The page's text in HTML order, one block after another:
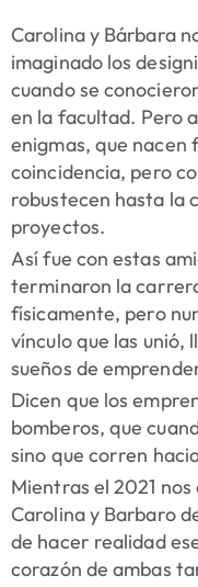
Carolina y Bárbara
imaginado los
cuando se
en la facultad. Pero
enigmas, que nacen
coincidencia, pero
robustecen hasta la
proyectos.
Así fue con estas
terminaron la
físicamente, pero
vínculo que las unió,
sueños de
Dicen que los
bomberos, que
sino que corren
Mientras el 2021
Carolina y Barbaro
de hacer realidad
corazón de ambas